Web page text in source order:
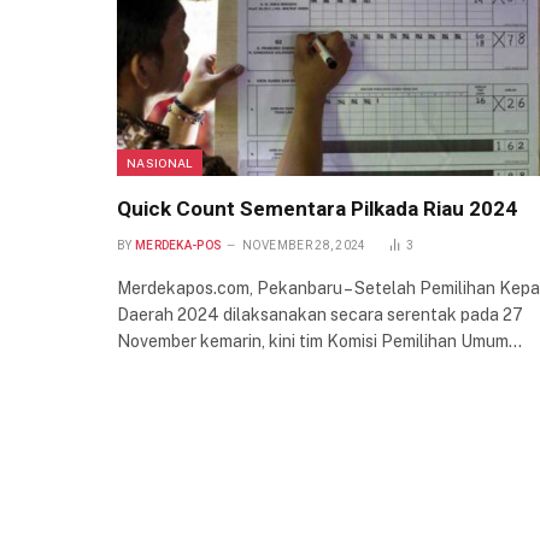
NASIONAL
Quick Count Sementara Pilkada Riau 2024
BY MERDEKA-POS NOVEMBER 28, 2024 3
Merdekapos.com, Pekanbaru – Setelah Pemilihan
Daerah 2024 dilaksanakan secara serentak pada 27
November kemarin, kini tim Komisi Pemilihan Umum…